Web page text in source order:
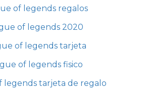
of legends regalos
of legends 2020
of legends tarjeta
of legends fisico
legends tarjeta de regalo